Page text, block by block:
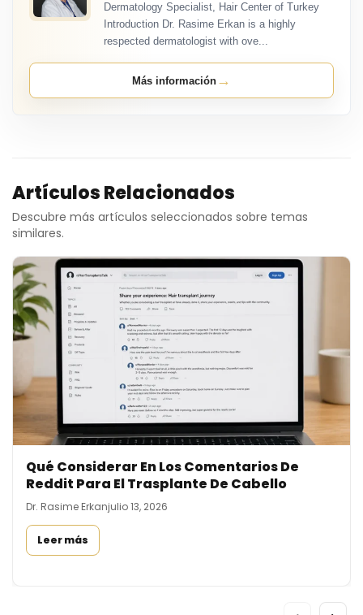
Dermatology Specialist, Hair Center of Turkey
Introduction Dr. Rasime Erkan is a highly
respected dermatologist with ove...
Más información →
Artículos Relacionados
Descubre más artículos seleccionados sobre temas
similares.
Qué Considerar En Los Comentarios De
Reddit Para El Trasplante De Cabello
Dr. Rasime Erkanjulio 13, 2026
Leer más